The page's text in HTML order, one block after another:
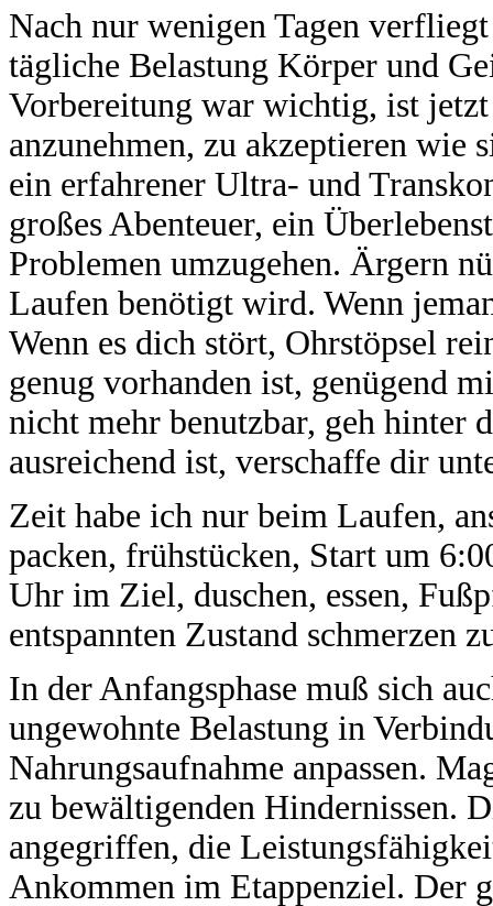
Nach nur wenigen Tagen
tägliche Belastung Körper und
Vorbereitung war wichtig, ist
anzunehmen, zu akzeptieren wie
ein erfahrener Ultra- und
großes Abenteuer, ein
Problemen umzugehen. Ärgern
Laufen benötigt wird. Wenn
Wenn es dich stört, Ohrstöpsel
genug vorhanden ist, genügend
nicht mehr benutzbar, geh hinter
ausreichend ist, verschaffe dir
Zeit habe ich nur beim Laufen,
packen, frühstücken, Start um
Uhr im Ziel, duschen, essen,
entspannten Zustand schmerzen
In der Anfangsphase muß sich
ungewohnte Belastung in
Nahrungsaufnahme anpassen.
zu bewältigenden Hindernissen.
angegriffen, die
Ankommen im Etappenziel. Der